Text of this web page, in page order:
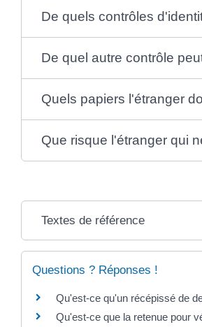
De quels contrôles
De quel autre contrôle
Quels papiers l'étranger
Que risque l'étranger qui
Textes de référence
Questions ? Réponses !
Qu'est-ce qu'un récépissé de
Qu'est-ce que la retenue pour